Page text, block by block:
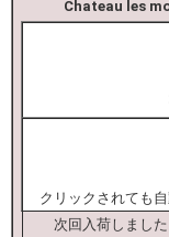
Chateau les
クリックされても
次回入荷しまし